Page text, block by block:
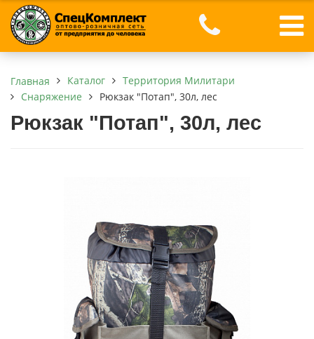
Главная Каталог
Территория Милитари
Снаряжение
Рюкзак "Потап", 30л, лес
Рюкзак "Потап", 30л, лес